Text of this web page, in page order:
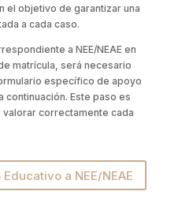
el objetivo de garantizar una
a cada caso.
a NEE/NEAE en
matrícula, será necesario
específico de apoyo
continuación. Este paso es
correctamente cada
a NEE/NEAE